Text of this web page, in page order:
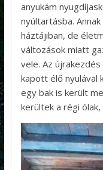
anyukám
nyúltartásba.
háztájiban, de
változások miatt
vele. Az
kapott élő nyulával
egy bak is került
kerültek a régi